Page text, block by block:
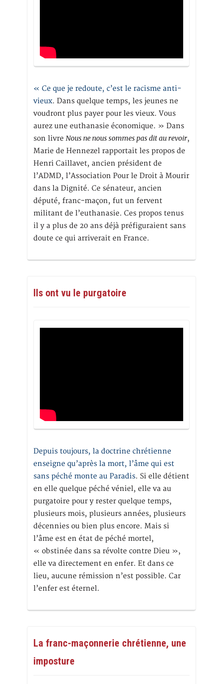
« Ce que je redoute, c’est le racisme anti-
vieux. Dans quelque temps, les jeunes ne
voudront plus payer pour les vieux. Vous
aurez une euthanasie économique. » Dans
son livre Nous ne nous sommes pas dit au revoir,
Marie de Hennezel rapportait les propos de
Henri Caillavet, ancien président de
l’ADMD, l’Association Pour le Droit à Mourir
dans la Dignité. Ce sénateur, ancien
député, franc-maçon, fut un fervent
militant de l’euthanasie. Ces propos tenus
il y a plus de 20 ans déjà préfiguraient sans
doute ce qui arriverait en France.
Ils ont vu le purgatoire
Depuis toujours, la doctrine chrétienne
enseigne qu’après la mort, l’âme qui est
sans péché monte au Paradis. Si elle détient
en elle quelque péché véniel, elle va au
purgatoire pour y rester quelque temps,
plusieurs mois, plusieurs années, plusieurs
décennies ou bien plus encore. Mais si
l’âme est en état de péché mortel,
« obstinée dans sa révolte contre Dieu »,
elle va directement en enfer. Et dans ce
lieu, aucune rémission n’est possible. Car
l’enfer est éternel.
La franc-maçonnerie chrétienne, une
imposture